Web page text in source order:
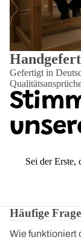
Gefertigt in
Sei der Erste,
Häufige
Wie funktioniert